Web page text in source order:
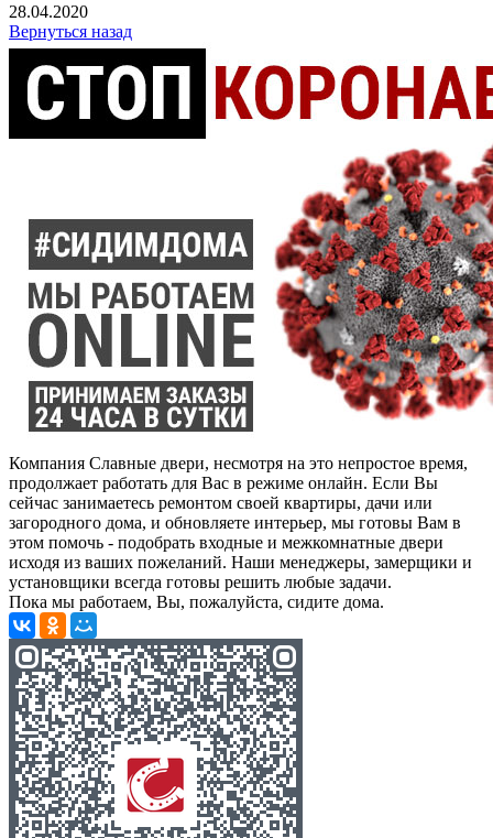
28.04.2020
Вернуться назад
Компания Славные двери, несмотря на это непростое время,
продолжает работать для Вас в режиме онлайн. Если Вы
сейчас занимаетесь ремонтом своей квартиры, дачи или
загородного дома, и обновляете интерьер, мы готовы Вам в
этом помочь - подобрать входные и межкомнатные двери
исходя из ваших пожеланий. Наши менеджеры, замерщики и
установщики всегда готовы решить любые задачи.
Пока мы работаем, Вы, пожалуйста, сидите дома.